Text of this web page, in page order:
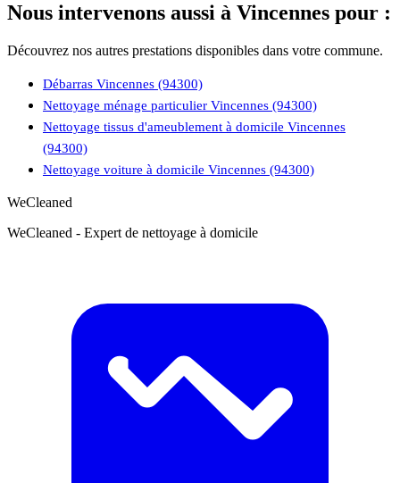
Nous intervenons aussi à Vincennes pour :
Découvrez nos autres prestations disponibles dans votre commune.
Débarras Vincennes (94300)
Nettoyage ménage particulier Vincennes (94300)
Nettoyage tissus d'ameublement à domicile Vincennes
(94300)
Nettoyage voiture à domicile Vincennes (94300)
WeCleaned
WeCleaned - Expert de nettoyage à domicile